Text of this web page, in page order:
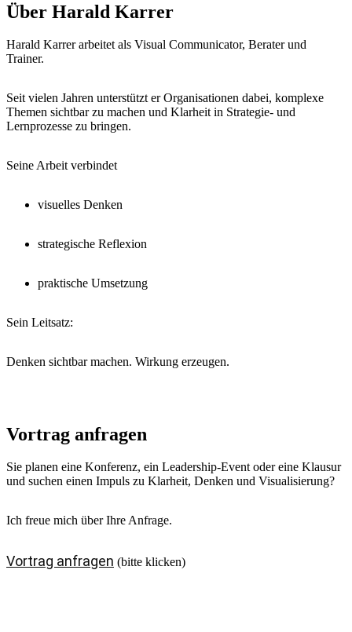
Über Harald Karrer
Harald Karrer arbeitet als Visual Communicator, Berater und
Trainer.
Seit vielen Jahren unterstützt er Organisationen dabei, komplexe
Themen sichtbar zu machen und Klarheit in Strategie- und
Lernprozesse zu bringen.
Seine Arbeit verbindet
visuelles Denken
strategische Reflexion
praktische Umsetzung
Sein Leitsatz:
Denken sichtbar machen. Wirkung erzeugen.
Vortrag anfragen
Sie planen eine Konferenz, ein Leadership-Event oder eine Klausur
und suchen einen Impuls zu Klarheit, Denken und Visualisierung?
Ich freue mich über Ihre Anfrage.
Vortrag anfragen (bitte klicken)